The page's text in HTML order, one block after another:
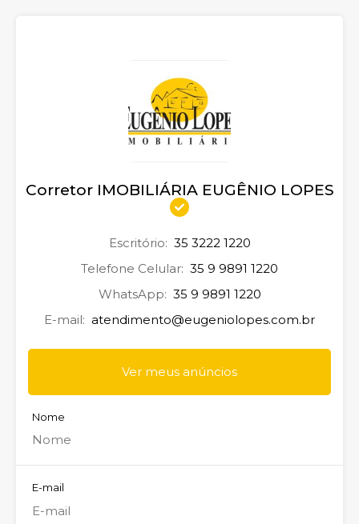
Corretor IMOBILIÁRIA EUGÊNIO LOPES
Escritório: 35 3222 1220
Telefone Celular: 35 9 9891 1220
WhatsApp: 35 9 9891 1220
E-mail: atendimento@eugeniolopes.com.br
Ver meus anúncios
Nome
E-mail